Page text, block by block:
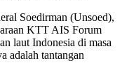
Soedirman (Unsoed),
KTT AIS Forum
laut Indonesia di masa
adalah tantangan